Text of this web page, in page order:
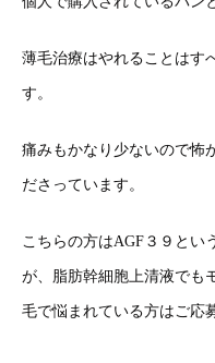
薄毛治療はやれることはす
す。
痛みもかなり少ないので怖
ださっています。
こちらの方はAGF３９とい
が、脂肪幹細胞上清液でも
毛で悩まれている方はご応